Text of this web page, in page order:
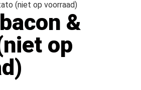
&
op